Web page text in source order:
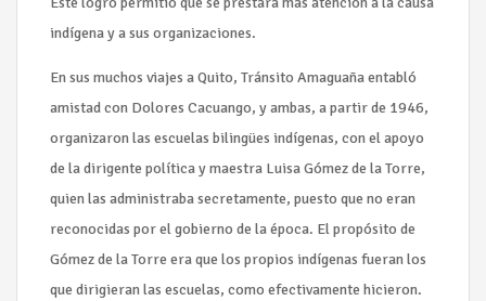
indígena y a sus organizaciones.
En sus muchos viajes a Quito, Tránsito Amaguaña entabló
amistad con Dolores Cacuango, y ambas, a partir de 1946,
organizaron las escuelas bilingües indígenas, con el apoyo
de la dirigente política y maestra Luisa Gómez de la Torre,
quien las administraba secretamente, puesto que no eran
reconocidas por el gobierno de la época. El propósito de
Gómez de la Torre era que los propios indígenas fueran los
que dirigieran las escuelas, como efectivamente hicieron.